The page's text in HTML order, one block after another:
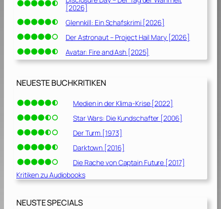
[2026]
Glennkill: Ein Schafskrimi [2026]
Der Astronaut – Project Hail Mary [2026]
Avatar: Fire and Ash [2025]
NEUESTE BUCHKRITIKEN
Medien in der Klima-Krise [2022]
Star Wars: Die Kundschafter [2006]
Der Turm [1973]
Darktown [2016]
Die Rache von Captain Future [2017]
Kritiken zu Audiobooks
NEUSTE SPECIALS